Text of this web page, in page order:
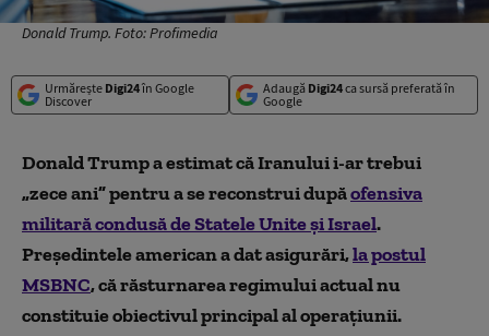
Donald Trump. Foto: Profimedia
Urmărește Digi24în Google
Discover
Adaugă Digi24ca sursă preferată în
Google
Donald Trump a estimat că Iranului i-ar trebui
„zece ani” pentru a se reconstrui dupăofensiva
militară condusă de Statele Unite şi Israel.
Preşedintele american a dat asigurări,la postul
MSBNC, că răsturnarea regimului actual nu
constituie obiectivul principal al operaţiunii.